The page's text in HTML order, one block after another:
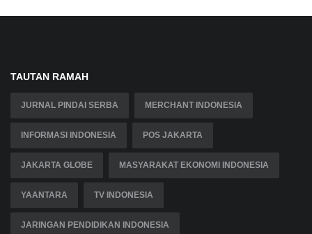
TAUTAN RAMAH
JURNAL PINDAI SERBA MERCHANT INDONESIA
INFORMASI INDONESIA POS JAKARTA
JAKARTA GLOBE MASYARAKAT EKONOMI INDONESIA
YAANTARA TV INDONESIA
JARINGAN PENDIDIKAN INDONESIA